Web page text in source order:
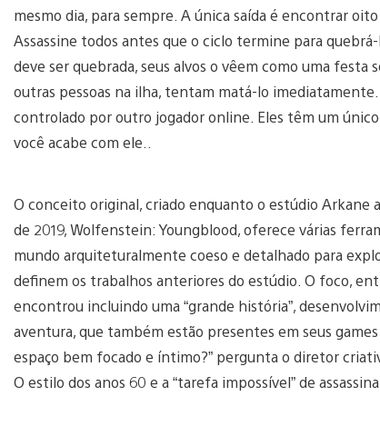
mesmo dia, para sempre. A única saída é encontrar
Assassine todos antes que o ciclo termine para
deve ser quebrada, seus alvos o vêem como uma festa
outras pessoas na ilha, tentam matá-lo
controlado por outro jogador online. Eles têm um
você acabe com ele..
O conceito original, criado enquanto o estúdio Arkane
de 2019, Wolfenstein: Youngblood, oferece várias
mundo arquiteturalmente coeso e detalhado para
definem os trabalhos anteriores do estúdio. O foco,
encontrou incluindo uma “grande história”,
aventura, que também estão presentes em seus
espaço bem focado e íntimo?” pergunta o diretor
O estilo dos anos 60 e a “tarefa impossível” de